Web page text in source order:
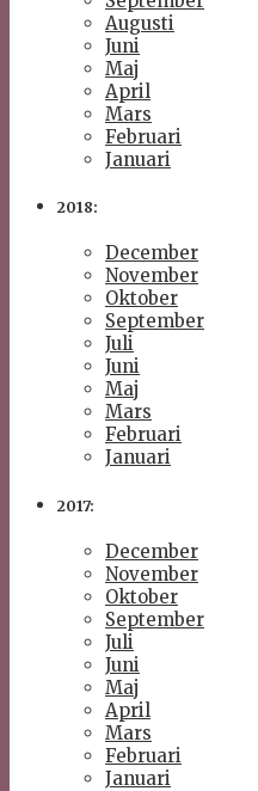
Augusti
Juni
Maj
April
Mars
Februari
Januari
2018:
December
November
Oktober
September
Juli
Juni
Maj
Mars
Februari
Januari
2017:
December
November
Oktober
September
Juli
Juni
Maj
April
Mars
Februari
Januari